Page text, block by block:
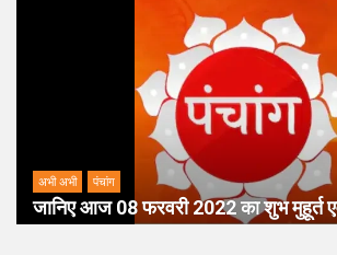
अभी अभी पंचांग
जानिए आज 08 फरवरी 2022 का शुभ मुहूर्त